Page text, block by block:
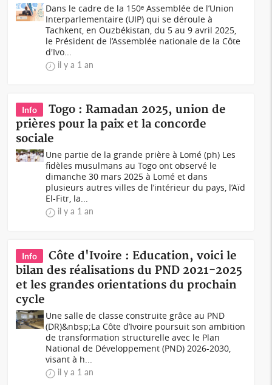
Dans le cadre de la 150ᵉ Assemblée de l’Union
Interparlementaire (UIP) qui se déroule à
Tachkent, en Ouzbékistan, du 5 au 9 avril 2025,
le Président de l’Assemblée nationale de la Côte
d'Ivo...
il y a 1 an
Info
Togo : Ramadan 2025, union de
prières pour la paix et la concorde
sociale
Une partie de la grande prière à Lomé (ph) Les
fidèles musulmans au Togo ont observé le
dimanche 30 mars 2025 à Lomé et dans
plusieurs autres villes de l’intérieur du pays, l’Aïd
El-Fitr, la...
il y a 1 an
Info
Côte d'Ivoire : Education, voici le
bilan des réalisations du PND 2021-2025
et les grandes orientations du prochain
cycle
Une salle de classe construite grâce au PND
(DR)&nbsp;La Côte d’Ivoire poursuit son ambition
de transformation structurelle avec le Plan
National de Développement (PND) 2026-2030,
visant à h...
il y a 1 an